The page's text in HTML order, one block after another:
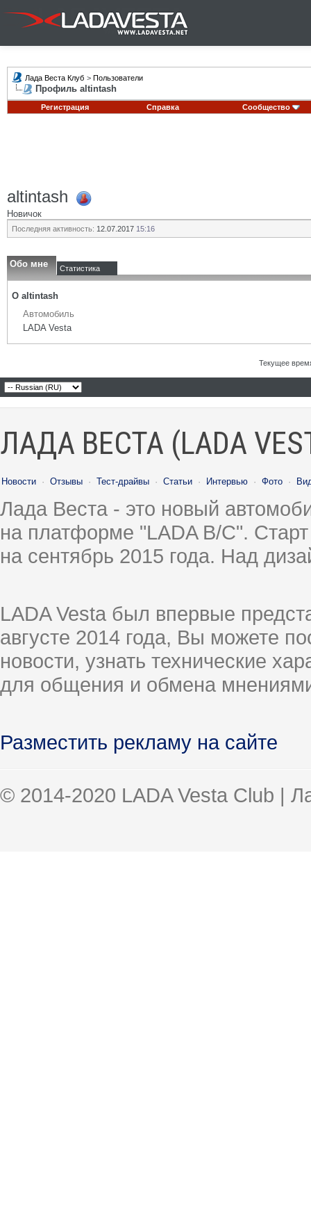
Лада Веста Клуб > Пользователи
Профиль altintash
Регистрация Справка Сообщество
altintash
Новичок
Последняя активность: 12.07.2017 15:16
Обо мне Статистика
О altintash
Автомобиль
LADA Vesta
Текущее
ЛАДА ВЕСТА (LADA
Новости · Отзывы · Тест-драйвы · Статьи · Интервью · Фото ·
Лада Веста - это новый
на платформе "LADA B/C".
на сентябрь 2015 года. Над
LADA Vesta был впервые
августе 2014 года, Вы можете
новости, узнать технические
для общения и обмена
Разместить рекламу на сайте
© 2014-2020 LADA Vesta Club |